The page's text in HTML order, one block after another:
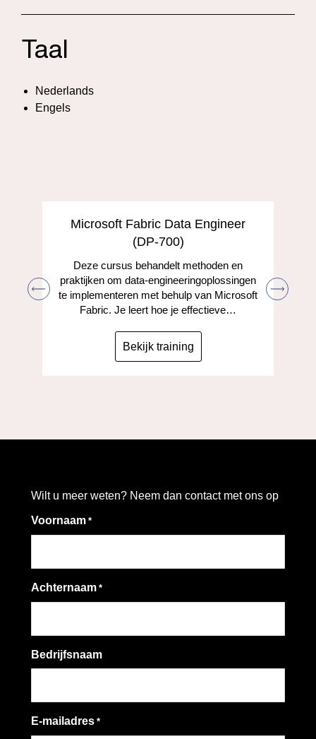
Taal
Nederlands
Engels
Microsoft Fabric Data Engineer
(DP-700)
Deze cursus behandelt methoden en
praktijken om data-engineeringoplossingen
te implementeren met behulp van Microsoft
Fabric. Je leert hoe je effectieve…
Bekijk training
Wilt u meer weten? Neem dan contact met ons op
Voornaam *
Achternaam *
Bedrijfsnaam
E-mailadres *